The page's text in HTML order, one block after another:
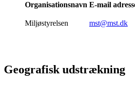
Organisationsnavn E-mail
Miljøstyrelsen mst@mst.dk
Geografisk udstrækning